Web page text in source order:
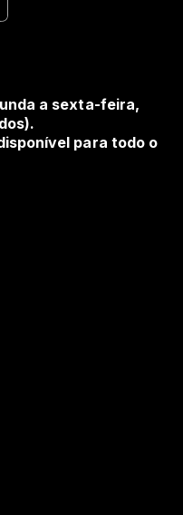
a sexta-feira,
para todo o